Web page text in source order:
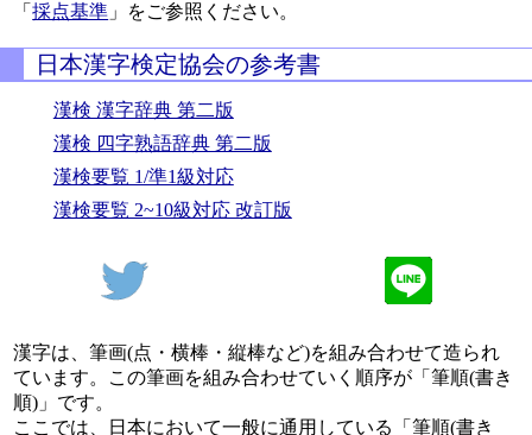
「採点基準 」をご参照ください。
日本漢字検定協会の参考書
漢検 漢字辞典 第二版
漢検 四字熟語辞典 第二版
漢検要覧 1/準1級対応
漢検要覧 2~10級対応 改訂版
漢字は、筆画(点・横棒・縦棒など)を組み合わせて造られ
ています。この筆画を組み合わせていく順序が「筆順(書き
順)」です。
ここでは、日本において一般に通用している「筆順(書き